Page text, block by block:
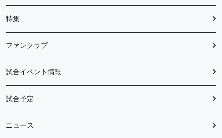
特集
ファンクラブ
試合イベント情報
試合予定
ニュース